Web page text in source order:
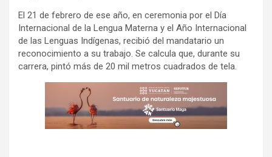
El 21 de febrero de ese año, en ceremonia por el Día
Internacional de la Lengua Materna y el Año Internacional
de las Lenguas Indígenas, recibió del mandatario un
reconocimiento a su trabajo. Se calcula que, durante su
carrera, pintó más de 20 mil metros cuadrados de tela.